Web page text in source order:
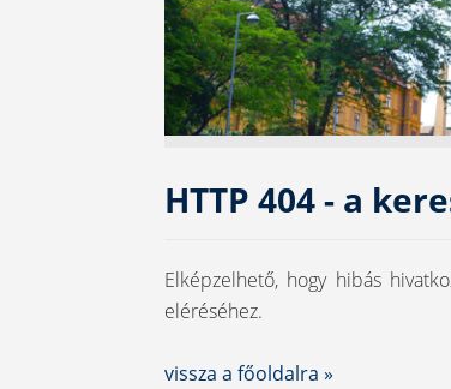
HTTP 404 - a
Elképzelhető, hogy hibás
eléréséhez.
vissza a főoldalra »